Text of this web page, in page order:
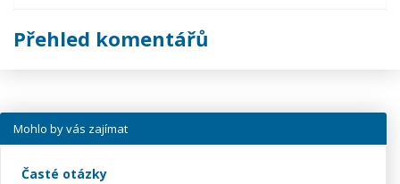
Přehled komentářů
Mohlo by vás zajímat
Časté otázky